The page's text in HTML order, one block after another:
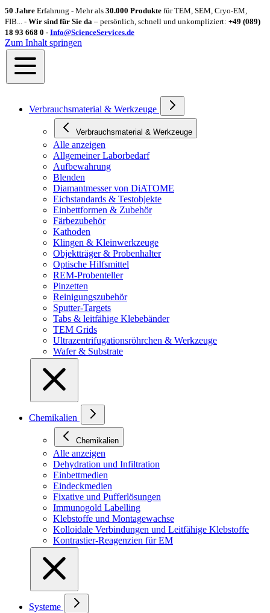
50 Jahre Erfahrung - Mehr als 30.000 Produkte für TEM, SEM, Cryo-EM,
FIB... - Wir sind für Sie da – persönlich, schnell und unkompliziert: +49 (089)
18 93 668 0 - Info@ScienceServices.de
Zum Inhalt springen
Verbrauchsmaterial & Werkzeuge
Verbrauchsmaterial & Werkzeuge
Alle anzeigen
Allgemeiner Laborbedarf
Aufbewahrung
Blenden
Diamantmesser von DiATOME
Eichstandards & Testobjekte
Einbettformen & Zubehör
Färbezubehör
Kathoden
Klingen & Kleinwerkzeuge
Objektträger & Probenhalter
Optische Hilfsmittel
REM-Probenteller
Pinzetten
Reinigungszubehör
Sputter-Targets
Tabs & leitfähige Klebebänder
TEM Grids
Ultrazentrifugationsröhrchen & Werkzeuge
Wafer & Substrate
Chemikalien
Chemikalien
Alle anzeigen
Dehydration und Infiltration
Einbettmedien
Eindeckmedien
Fixative und Pufferlösungen
Immunogold Labelling
Klebstoffe und Montagewachse
Kolloidale Verbindungen und Leitfähige Klebstoffe
Kontrastier-Reagenzien für EM
Systeme